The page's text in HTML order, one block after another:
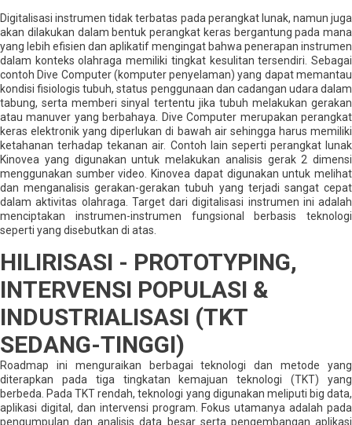
Digitalisasi instrumen tidak terbatas pada perangkat lunak, namun juga
akan dilakukan dalam bentuk perangkat keras bergantung pada mana
yang lebih efisien dan aplikatif mengingat bahwa penerapan instrumen
dalam konteks olahraga memiliki tingkat kesulitan tersendiri. Sebagai
contoh Dive Computer (komputer penyelaman) yang dapat memantau
kondisi fisiologis tubuh, status penggunaan dan cadangan udara dalam
tabung, serta memberi sinyal tertentu jika tubuh melakukan gerakan
atau manuver yang berbahaya. Dive Computer merupakan perangkat
keras elektronik yang diperlukan di bawah air sehingga harus memiliki
ketahanan terhadap tekanan air. Contoh lain seperti perangkat lunak
Kinovea yang digunakan untuk melakukan analisis gerak 2 dimensi
menggunakan sumber video. Kinovea dapat digunakan untuk melihat
dan menganalisis gerakan-gerakan tubuh yang terjadi sangat cepat
dalam aktivitas olahraga. Target dari digitalisasi instrumen ini adalah
menciptakan instrumen-instrumen fungsional berbasis teknologi
seperti yang disebutkan di atas.
HILIRISASI - PROTOTYPING,
INTERVENSI POPULASI &
INDUSTRIALISASI (TKT
SEDANG-TINGGI)
Roadmap ini menguraikan berbagai teknologi dan metode yang
diterapkan pada tiga tingkatan kemajuan teknologi (TKT) yang
berbeda. Pada TKT rendah, teknologi yang digunakan meliputi big data,
aplikasi digital, dan intervensi program. Fokus utamanya adalah pada
pengumpulan dan analisis data besar serta pengembangan aplikasi